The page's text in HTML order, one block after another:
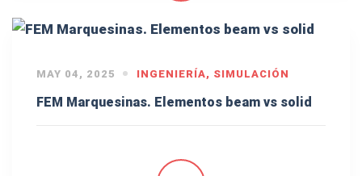
MAY 04, 2025 INGENIERÍA, SIMULACIÓN
FEM Marquesinas. Elementos beam vs solid